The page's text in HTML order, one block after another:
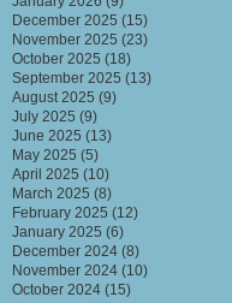
December 2025 (15)
November 2025 (23)
October 2025 (18)
September 2025 (13)
August 2025 (9)
July 2025 (9)
June 2025 (13)
May 2025 (5)
April 2025 (10)
March 2025 (8)
February 2025 (12)
January 2025 (6)
December 2024 (8)
November 2024 (10)
October 2024 (15)